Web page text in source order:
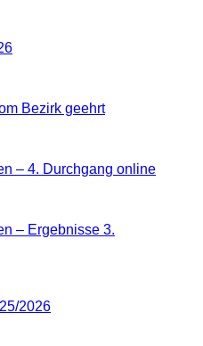
Bezirk geehrt
– 4. Durchgang online
– Ergebnisse 3.
2026